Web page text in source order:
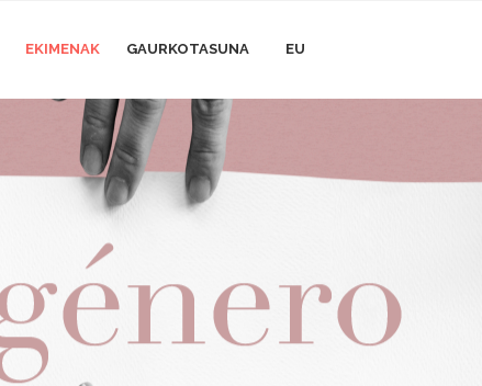
EKIMENAK GAURKOTASUNA EU